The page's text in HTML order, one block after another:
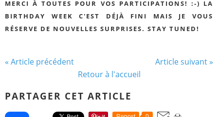
MERCI À TOUTES POUR VOS PARTICIPATIONS! :-) LA
BIRTHDAY WEEK C'EST DÉJÀ FINI MAIS JE VOUS
RÉSERVE DE NOUVELLES SURPRISES. STAY TUNED!
« Article précédent
Article suivant »
Retour à l'accueil
PARTAGER CET ARTICLE